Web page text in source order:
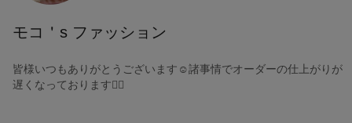
モコ＇s ファッション
皆様いつもありがとうございます☺️諸事情でオーダーの仕上がりが
遅くなっております🙇‍♀️